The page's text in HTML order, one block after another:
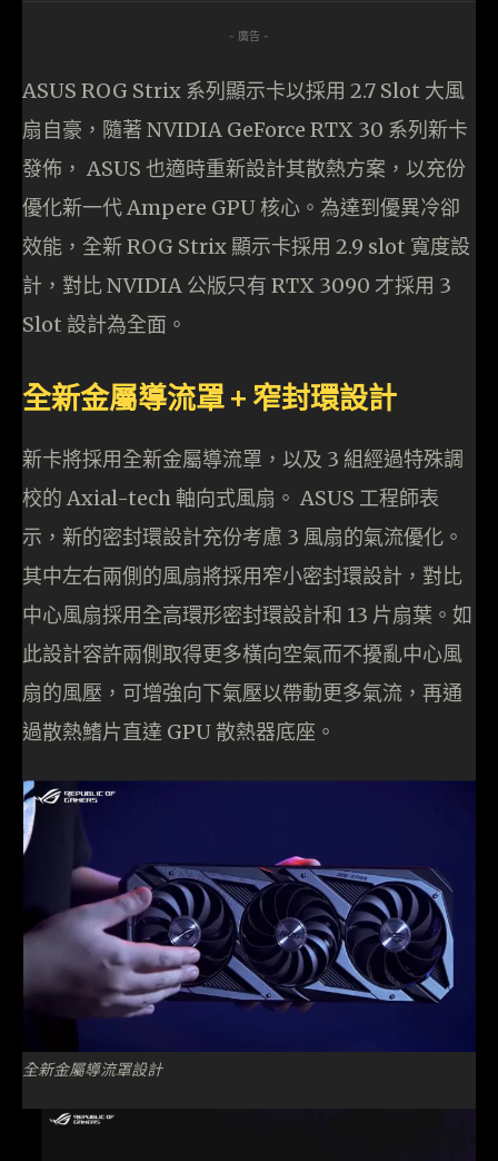
- 廣告 -
ASUS ROG Strix 系列顯示卡以採用 2.7 Slot 大風
扇自豪，隨著 NVIDIA GeForce RTX 30 系列新卡
發佈， ASUS 也適時重新設計其散熱方案，以充份
優化新一代 Ampere GPU 核心。為達到優異冷卻
效能，全新 ROG Strix 顯示卡採用 2.9 slot 寬度設
計，對比 NVIDIA 公版只有 RTX 3090 才採用 3
Slot 設計為全面。
全新金屬導流罩 + 窄封環設計
新卡將採用全新金屬導流罩，以及 3 組經過特殊調
校的 Axial-tech 軸向式風扇。 ASUS 工程師表
示，新的密封環設計充份考慮 3 風扇的氣流優化。
其中左右兩側的風扇將採用窄小密封環設計，對比
中心風扇採用全高環形密封環設計和 13 片扇葉。如
此設計容許兩側取得更多橫向空氣而不擾亂中心風
扇的風壓，可增強向下氣壓以帶動更多氣流，再通
過散熱鰭片直達 GPU 散熱器底座。
全新金屬導流罩設計